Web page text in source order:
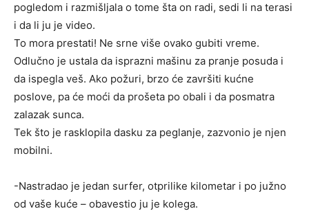
pogledom i razmišljala o tome šta on radi, sedi li na terasi
i da li ju je video.
To mora prestati! Ne srne više ovako gubiti vreme.
Odlučno je ustala da isprazni mašinu za pranje posuda i
da ispegla veš. Ako požuri, brzo će završiti kućne
poslove, pa će moći da prošeta po obali i da posmatra
zalazak sunca.
Tek što je rasklopila dasku za peglanje, zazvonio je njen
mobilni.
-Nastradao je jedan surfer, otprilike kilometar i po južno
od vaše kuće – obavestio ju je kolega.